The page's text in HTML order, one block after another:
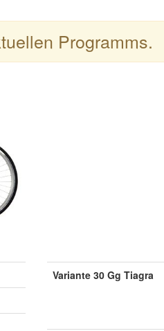
Programms.
Variante 30 Gg Tiagra